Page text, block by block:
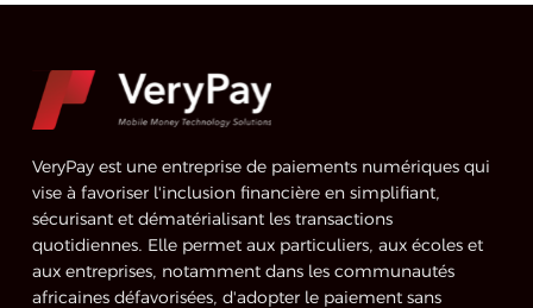
VeryPay est une entreprise de paiements numériques qui
vise à favoriser l'inclusion financière en simplifiant,
sécurisant et dématérialisant les transactions
quotidiennes. Elle permet aux particuliers, aux écoles et
aux entreprises, notamment dans les communautés
africaines défavorisées, d'adopter le paiement sans